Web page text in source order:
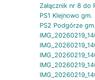
Załącznik nr 8 do
PS1 Klejnowo
PS2 Podgórze